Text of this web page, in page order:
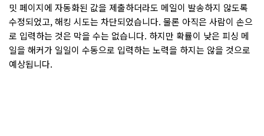
밋 페이지에 자동화된 값을 제출하더라도 메일이 발송하지 않도록
수정되었고, 해킹 시도는 차단되었습니다. 물론 아직은 사람이 손으
로 입력하는 것은 막을 수는 없습니다. 하지만 확률이 낮은 피싱 메
일을 해커가 일일이 수동으로 입력하는 노력을 하지는 않을 것으로
예상됩니다.